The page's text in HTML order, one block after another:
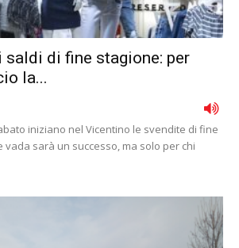
saldi di fine stagione: per
la...
iniziano nel Vicentino le svendite di fine
vada sarà un successo, ma solo per chi